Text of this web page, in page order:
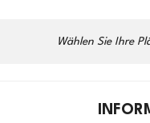
Wählen Sie Ihre